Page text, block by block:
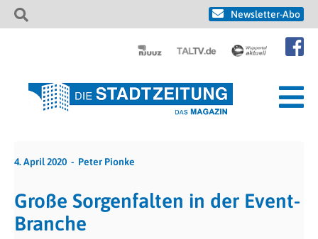
Newsletter-Abo
4. April 2020 Peter Pionke
Große Sorgenfalten in der Event-
Branche